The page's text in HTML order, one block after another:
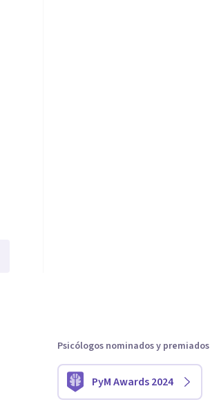
Psicólogos nominados y premiados
PyM Awards 2024